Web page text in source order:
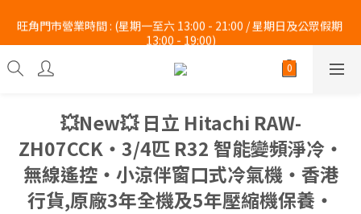
13:00 - 19:00)
13:00 - 19:00)
Whatsapp :  9140 6664  Tel : 2997 9450 。
13:00 - 19:00)
💥New💥 日立 Hitachi RAW-
ZH07CCK‧3/4匹 R32 智能變頻淨冷‧
無線遙控‧小涼伴窗口式冷氣機‧香港
行貨,原廠3年全機及5年壓縮機保養‧